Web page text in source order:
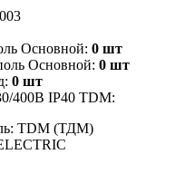
Основной: 0 шт
Основной: 0 шт
0 шт
400В IP40 TDM:
TDM (ТДМ)